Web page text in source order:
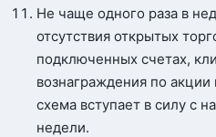
Не чаще одного раза в
отсутствия открытых
подключенных счетах,
вознаграждения по
схема вступает в силу с
недели.